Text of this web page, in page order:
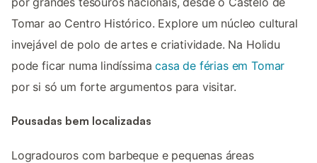
Tomar ao Centro Histórico. Explore um núcleo cultural
invejável de polo de artes e criatividade. Na Holidu
pode ficar numa lindíssimacasa de férias em Tomar
por si só um forte argumentos para visitar.
Pousadas bem localizadas
Logradouros com barbeque e pequenas áreas